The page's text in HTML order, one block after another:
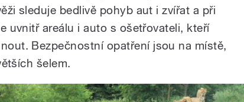
sleduje bedlivě pohyb aut i zvířat a při
uvnitř areálu i auto s ošetřovateli, kteří
Bezpečnostní opatření jsou na místě,
šelem.